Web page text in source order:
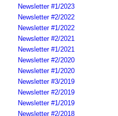
Newsletter #1/2023
Newsletter #2/2022
Newsletter #1/2022
Newsletter #2/2021
Newsletter #1/2021
Newsletter #2/2020
Newsletter #1/2020
Newsletter #3/2019
Newsletter #2/2019
Newsletter #1/2019
Newsletter #2/2018